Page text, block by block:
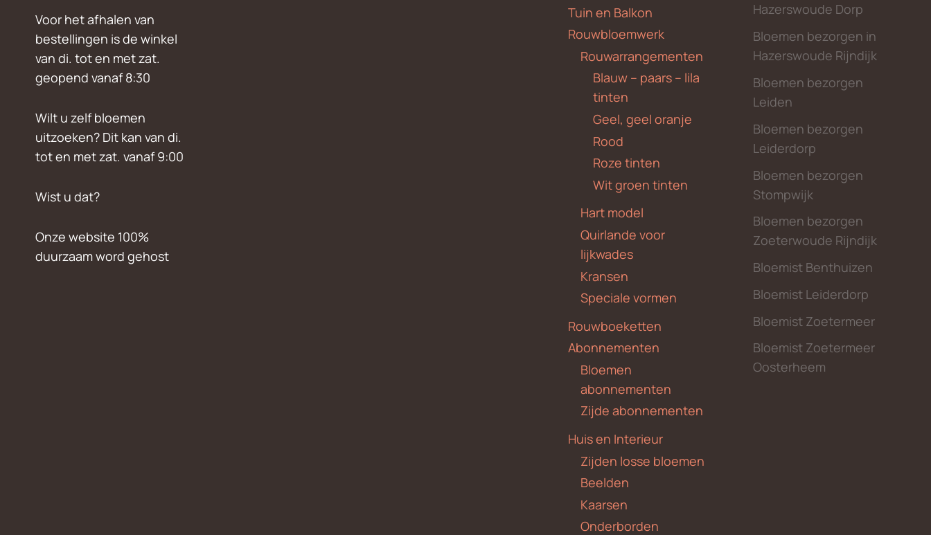
Voor het afhalen van
bestellingen is de winkel
van di. tot en met zat.
geopend vanaf 8:30
Wilt u zelf bloemen
uitzoeken? Dit kan van di.
tot en met zat. vanaf 9:00
Wist u dat?
Onze website 100%
duurzaam word gehost
Tuin en Balkon
Rouwbloemwerk
Rouwarrangementen
Blauw – paars – lila
tinten
Geel, geel oranje
Rood
Roze tinten
Wit groen tinten
Hart model
Quirlande voor
lijkwades
Kransen
Speciale vormen
Rouwboeketten
Abonnementen
Bloemen
abonnementen
Zijde abonnementen
Huis en Interieur
Zijden losse bloemen
Beelden
Kaarsen
Onderborden
Hazerswoude Dorp
Bloemen bezorgen in
Hazerswoude Rijndijk
Bloemen bezorgen
Leiden
Bloemen bezorgen
Leiderdorp
Bloemen bezorgen
Stompwijk
Bloemen bezorgen
Zoeterwoude Rijndijk
Bloemist Benthuizen
Bloemist Leiderdorp
Bloemist Zoetermeer
Bloemist Zoetermeer
Oosterheem